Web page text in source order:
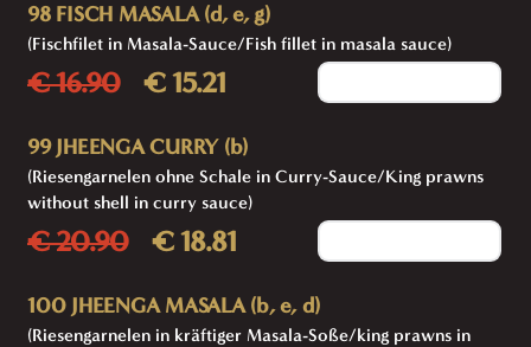
98 FISCH MASALA (d, e, g)
(Fischfilet in Masala-Sauce/Fish fillet in masala sauce)
€ 16.90 € 15.21
99 JHEENGA CURRY (b)
(Riesengarnelen ohne Schale in Curry-Sauce/King prawns
without shell in curry sauce)
€ 20.90 € 18.81
100 JHEENGA MASALA (b, e, d)
(Riesengarnelen in kräftiger Masala-Soße/king prawns in